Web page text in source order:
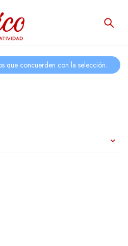
que concuerden con la selección.